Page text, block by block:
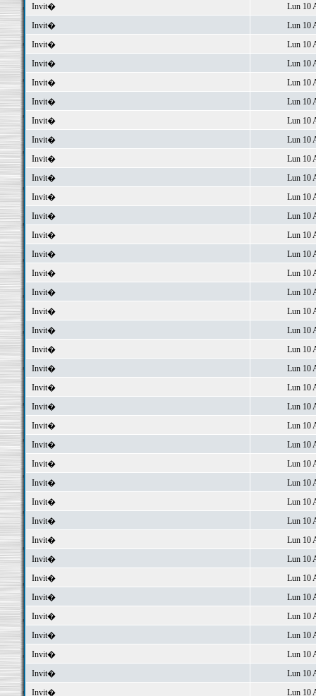
Invit�
Lun 10
Invit�
Lun 10
Invit�
Lun 10
Invit�
Lun 10
Invit�
Lun 10
Invit�
Lun 10
Invit�
Lun 10
Invit�
Lun 10
Invit�
Lun 10
Invit�
Lun 10
Invit�
Lun 10
Invit�
Lun 10
Invit�
Lun 10
Invit�
Lun 10
Invit�
Lun 10
Invit�
Lun 10
Invit�
Lun 10
Invit�
Lun 10
Invit�
Lun 10
Invit�
Lun 10
Invit�
Lun 10
Invit�
Lun 10
Invit�
Lun 10
Invit�
Lun 10
Invit�
Lun 10
Invit�
Lun 10
Invit�
Lun 10
Invit�
Lun 10
Invit�
Lun 10
Invit�
Lun 10
Invit�
Lun 10
Invit�
Lun 10
Invit�
Lun 10
Invit�
Lun 10
Invit�
Lun 10
Invit�
Lun 10
Invit�
Lun 10